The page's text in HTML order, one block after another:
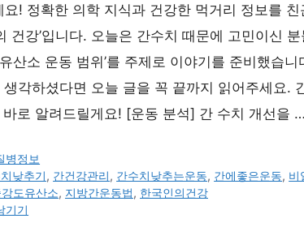
요! 정확한 의학 지식과 건강한 먹거리 정보를
건강’입니다. 오늘은 간수치 때문에 고민이신
산소 운동 범위’를 주제로 이야기를 준비했습
생각하셨다면 오늘 글을 꼭 끝까지 읽어주세요.
바로 알려드릴게요! [운동 분석] 간 수치 개선을 …
병정보
낮추기, 간건강관리, 간수치낮추는운동, 간에좋은운동, 비
도유산소, 지방간운동법, 한국인의건강
기기